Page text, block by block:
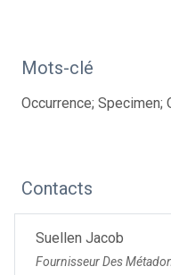
Mots-clé
Occurrence; Specimen;
Contacts
Suellen Jacob
Fournisseur Des